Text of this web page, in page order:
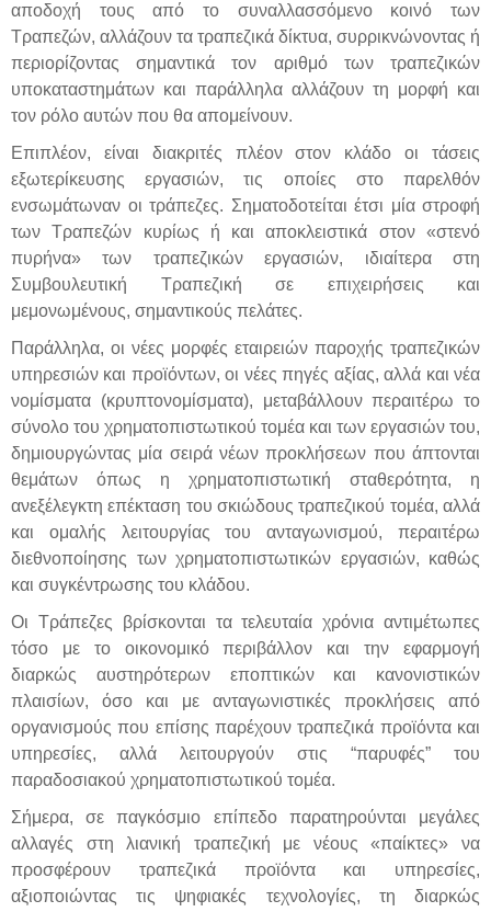
αποδοχή τους από το συναλλασσόμενο κοινό των
Τραπεζών, αλλάζουν τα τραπεζικά δίκτυα, συρρικνώνοντας ή
περιορίζοντας σημαντικά τον αριθμό των τραπεζικών
υποκαταστημάτων και παράλληλα αλλάζουν τη μορφή και
τον ρόλο αυτών που θα απομείνουν.
Επιπλέον, είναι διακριτές πλέον στον κλάδο οι τάσεις
εξωτερίκευσης εργασιών, τις οποίες στο παρελθόν
ενσωμάτωναν οι τράπεζες. Σηματοδοτείται έτσι μία στροφή
των Τραπεζών κυρίως ή και αποκλειστικά στον «στενό
πυρήνα» των τραπεζικών εργασιών, ιδιαίτερα στη
Συμβουλευτική Τραπεζική σε επιχειρήσεις και
μεμονωμένους, σημαντικούς πελάτες.
Παράλληλα, οι νέες μορφές εταιρειών παροχής τραπεζικών
υπηρεσιών και προϊόντων, οι νέες πηγές αξίας, αλλά και νέα
νομίσματα (κρυπτονομίσματα), μεταβάλλουν περαιτέρω το
σύνολο του χρηματοπιστωτικού τομέα και των εργασιών του,
δημιουργώντας μία σειρά νέων προκλήσεων που άπτονται
θεμάτων όπως η χρηματοπιστωτική σταθερότητα, η
ανεξέλεγκτη επέκταση του σκιώδους τραπεζικού τομέα, αλλά
και ομαλής λειτουργίας του ανταγωνισμού, περαιτέρω
διεθνοποίησης των χρηματοπιστωτικών εργασιών, καθώς
και συγκέντρωσης του κλάδου.
Οι Τράπεζες βρίσκονται τα τελευταία χρόνια αντιμέτωπες
τόσο με το οικονομικό περιβάλλον και την εφαρμογή
διαρκώς αυστηρότερων εποπτικών και κανονιστικών
πλαισίων, όσο και με ανταγωνιστικές προκλήσεις από
οργανισμούς που επίσης παρέχουν τραπεζικά προϊόντα και
υπηρεσίες, αλλά λειτουργούν στις “παρυφές” του
παραδοσιακού χρηματοπιστωτικού τομέα.
Σήμερα, σε παγκόσμιο επίπεδο παρατηρούνται μεγάλες
αλλαγές στη λιανική τραπεζική με νέους «παίκτες» να
προσφέρουν τραπεζικά προϊόντα και υπηρεσίες,
αξιοποιώντας τις ψηφιακές τεχνολογίες, τη διαρκώς